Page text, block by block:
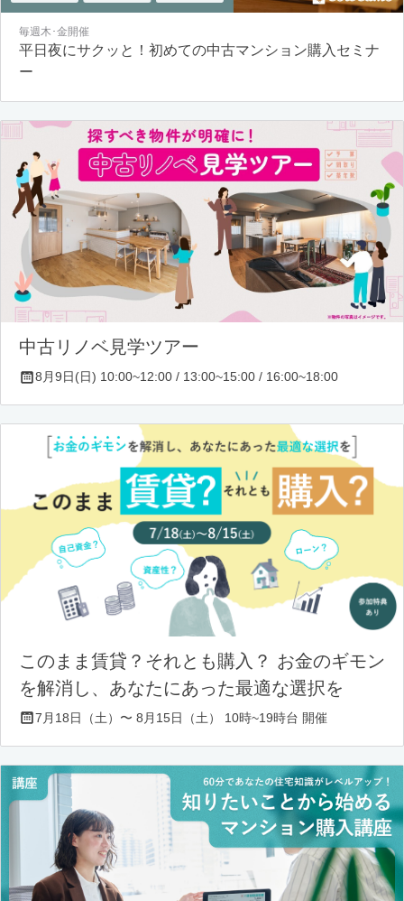
毎週木･金開催
平日夜にサクッと！初めての中古マンション購入セミナ
ー
中古リノベ見学ツアー
8月9日(日) 10:00~12:00 / 13:00~15:00 / 16:00~18:00
このまま賃貸？それとも購入？ お金のギモン
を解消し、あなたにあった最適な選択を
7月18日（土）〜 8月15日（土） 10時~19時台 開催